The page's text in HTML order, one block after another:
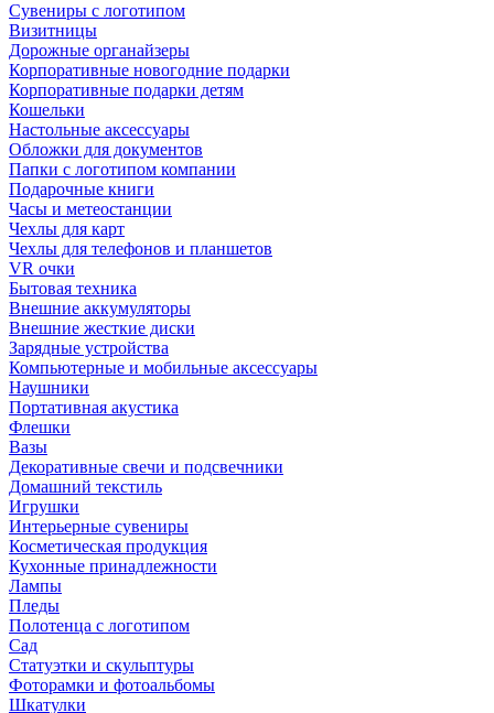
Сувениры с логотипом
Визитницы
Дорожные органайзеры
Корпоративные новогодние подарки
Корпоративные подарки детям
Кошельки
Настольные аксессуары
Обложки для документов
Папки с логотипом компании
Подарочные книги
Часы и метеостанции
Чехлы для карт
Чехлы для телефонов и планшетов
VR очки
Бытовая техника
Внешние аккумуляторы
Внешние жесткие диски
Зарядные устройства
Компьютерные и мобильные аксессуары
Наушники
Портативная акустика
Флешки
Вазы
Декоративные свечи и подсвечники
Домашний текстиль
Игрушки
Интерьерные сувениры
Косметическая продукция
Кухонные принадлежности
Лампы
Пледы
Полотенца с логотипом
Сад
Статуэтки и скульптуры
Фоторамки и фотоальбомы
Шкатулки